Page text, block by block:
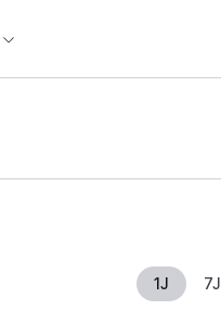
1J 7J